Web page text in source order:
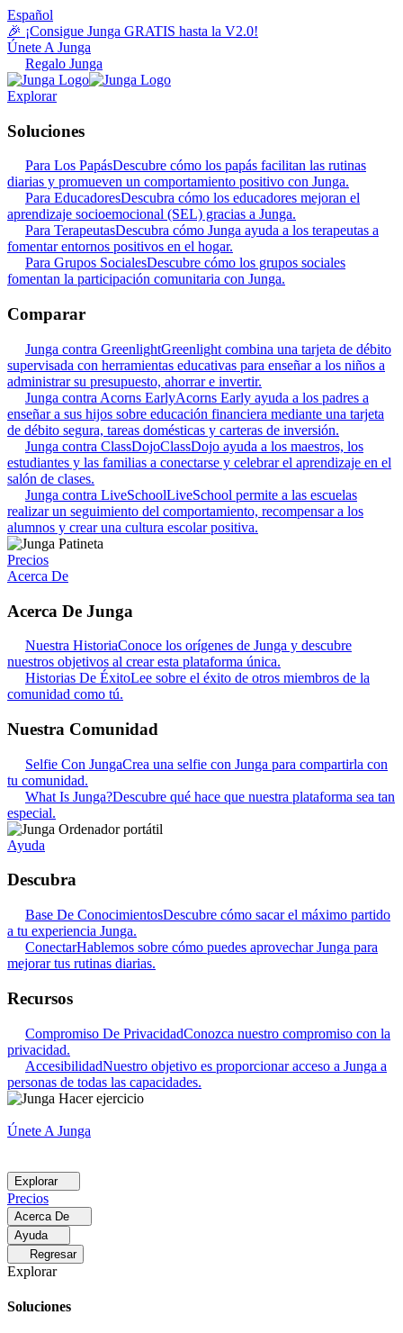
Español
🎉 ¡Consigue Junga GRATIS hasta la V2.0!
Únete A Junga
Regalo Junga
Explorar
Soluciones
Para Los PapásDescubre cómo los papás facilitan las rutinas
diarias y promueven un comportamiento positivo con Junga.
Para EducadoresDescubra cómo los educadores mejoran el
aprendizaje socioemocional (SEL) gracias a Junga.
Para TerapeutasDescubra cómo Junga ayuda a los terapeutas a
fomentar entornos positivos en el hogar.
Para Grupos SocialesDescubre cómo los grupos sociales
fomentan la participación comunitaria con Junga.
Comparar
Junga contra GreenlightGreenlight combina una tarjeta de débito
supervisada con herramientas educativas para enseñar a los niños a
administrar su presupuesto, ahorrar e invertir.
Junga contra Acorns EarlyAcorns Early ayuda a los padres a
enseñar a sus hijos sobre educación financiera mediante una tarjeta
de débito segura, tareas domésticas y carteras de inversión.
Junga contra ClassDojoClassDojo ayuda a los maestros, los
estudiantes y las familias a conectarse y celebrar el aprendizaje en el
salón de clases.
Junga contra LiveSchoolLiveSchool permite a las escuelas
realizar un seguimiento del comportamiento, recompensar a los
alumnos y crear una cultura escolar positiva.
Precios
Acerca De
Acerca De Junga
Nuestra HistoriaConoce los orígenes de Junga y descubre
nuestros objetivos al crear esta plataforma única.
Historias De ÉxitoLee sobre el éxito de otros miembros de la
comunidad como tú.
Nuestra Comunidad
Selfie Con JungaCrea una selfie con Junga para compartirla con
tu comunidad.
What Is Junga?Descubre qué hace que nuestra plataforma sea tan
especial.
Ayuda
Descubra
Base De ConocimientosDescubre cómo sacar el máximo partido
a tu experiencia Junga.
ConectarHablemos sobre cómo puedes aprovechar Junga para
mejorar tus rutinas diarias.
Recursos
Compromiso De PrivacidadConozca nuestro compromiso con la
privacidad.
AccesibilidadNuestro objetivo es proporcionar acceso a Junga a
personas de todas las capacidades.
Únete A Junga
Explorar
Precios
Acerca De
Ayuda
Regresar
Explorar
Soluciones